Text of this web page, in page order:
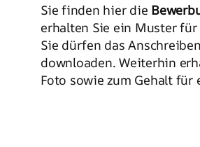
Sie finden hier die
erhalten Sie ein Muster
Sie dürfen das
downloaden. Weiterhin
Foto sowie zum Gehalt für